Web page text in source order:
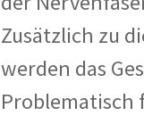
Zusätzlich zu
werden das
Problematisch